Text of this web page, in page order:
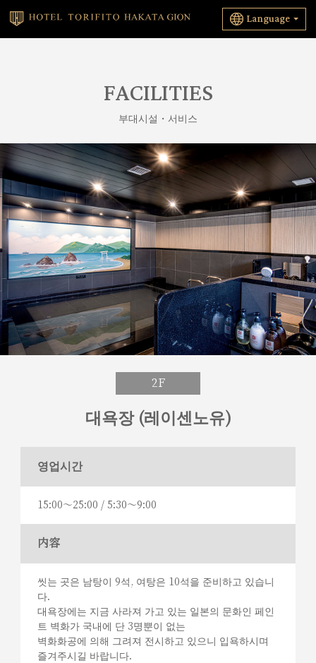
Language
FACILITIES
부대시설・서비스
2F
대욕장 (레이센노유)
영업시간
15:00～25:00 / 5:30～9:00
内容
씻는 곳은 남탕이 9석, 여탕은 10석을 준비하고 있습니
다.
대욕장에는 지금 사라져 가고 있는 일본의 문화인 페인
트 벽화가 국내에 단 3명뿐이 없는
벽화화공에 의해 그려져 전시하고 있으니 입욕하시며
즐겨주시길 바랍니다.